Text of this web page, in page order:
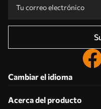
Cambiar el idioma
Acerca del producto